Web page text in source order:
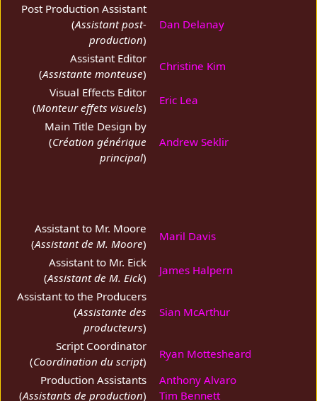
Post Production Assistant
(Assistant post-
production)
Dan Delanay
Assistant Editor
(Assistante monteuse)
Christine Kim
Visual Effects Editor
(Monteur effets visuels)
Eric Lea
Main Title Design by
(Création générique
principal)
Andrew Seklir
Assistant to Mr. Moore
(Assistant de M. Moore)
Maril Davis
Assistant to Mr. Eick
(Assistant de M. Eick)
James Halpern
Assistant to the Producers
(Assistante des
producteurs)
Sian McArthur
Script Coordinator
(Coordination du script)
Ryan Mottesheard
Production Assistants
(Assistants de production)
Anthony Alvaro
Tim Bennett